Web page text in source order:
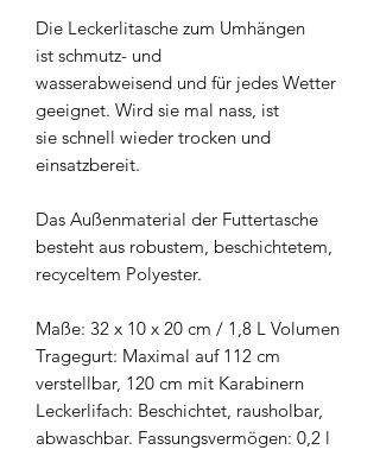
Die Leckerlitasche zum Umhängen
ist schmutz- und
wasserabweisend und für jedes Wetter
geeignet. Wird sie mal nass, ist
sie schnell wieder trocken und
einsatzbereit.
Das Außenmaterial der Futtertasche
besteht aus robustem, beschichtetem,
recyceltem Polyester.
Maße: 32 x 10 x 20 cm / 1,8 L Volumen
Tragegurt: Maximal auf 112 cm
verstellbar, 120 cm mit Karabinern
Leckerlifach: Beschichtet, rausholbar,
abwaschbar. Fassungsvermögen: 0,2 l